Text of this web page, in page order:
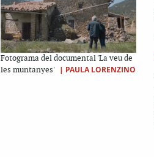
Fotograma del documental 'La veu de
les muntanyes' | PAULA LORENZINO